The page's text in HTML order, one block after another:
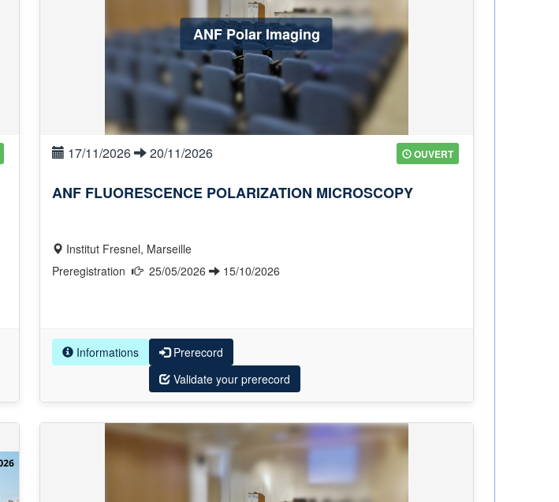
ANF Polar Imaging
17/11/2026 20/11/2026 OUVERT
ANF FLUORESCENCE POLARIZATION MICROSCOPY
Institut Fresnel, Marseille
25/05/2026 15/10/2026
Informations
Prerecord
Validate your prerecord